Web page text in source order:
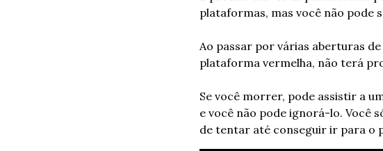
plataformas, mas você não pode
Ao passar por várias aberturas
plataforma vermelha, não terá
Se você morrer, pode assistir a
e você não pode ignorá-lo. Você
de tentar até conseguir ir para o